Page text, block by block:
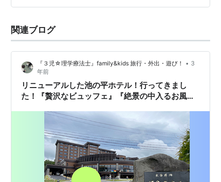
ホテル！！『白樺リゾート・池の平ホテル』】 《お子様
ド』》 《ビュッフェもリニューアル：『湖畔…
関連ブログ
『３児☆理学療法士』family&kids 旅行・外出・遊び！ • 3
年前
リニューアルした池の平ホテル！行ってきまし
た！『贅沢なビュッフェ』『絶景の中入るお風